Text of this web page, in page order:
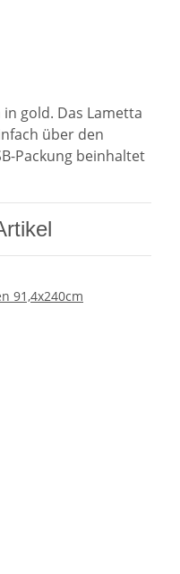
gold. Das Lametta
über den
Packung beinhaltet